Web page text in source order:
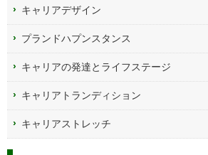
キャリアデザイン
プランドハプンスタンス
キャリアの発達とライフステージ
キャリアトランディション
キャリアストレッチ